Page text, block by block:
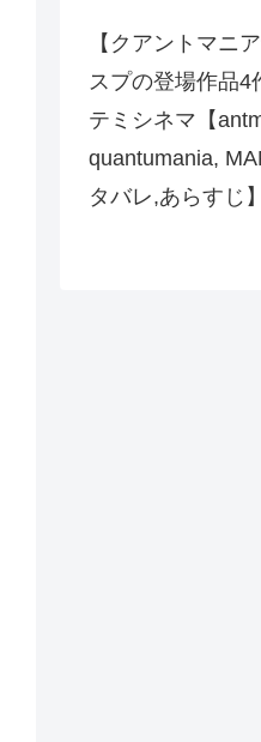
【クアントマニ
スプの登場作品
テミシネマ【
quantumania,
タバレ,あらすじ】